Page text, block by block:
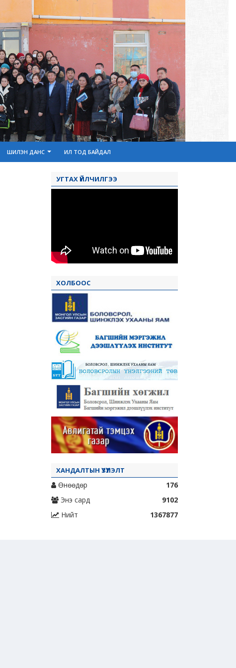
ШИЛЭН ДАНС ИЛ ТОД БАЙДАЛ
УГТАХ ҮЙЛЧИЛГЭЭ
ХОЛБООС
ХАНДАЛТЫН ҮЗҮҮЛЭЛТ
Өнөөдөр
176
Энэ сард
9102
Нийт
1367877